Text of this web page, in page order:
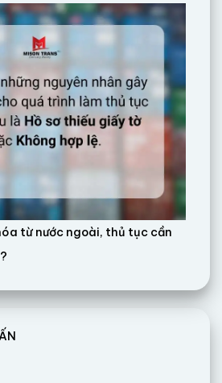
từ nước ngoài, thủ tục cần